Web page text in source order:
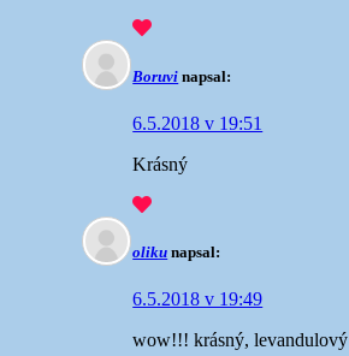
Boruvi napsal:
6.5.2018 v 19:51
Krásný
oliku napsal:
6.5.2018 v 19:49
wow!!! krásný, levandulový